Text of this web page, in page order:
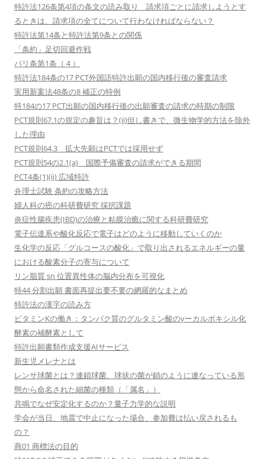
特許法126条第4項の条文の読み取り 請求項ごとに請求しようとす
るときは、請求項の全てについて行わなければならない？
特許法第14条と特許法第9条との関係
「条約」足切回避作戦
パリ条第1条（４）
特許法184条の17 PCT外国語特許出願の国内移行後の審査請求
実用新案法48条の8 補正の特例
特184の17 PCT出願の国内移行後の出願審査の請求の時期の制限
PCT規則67.1の規定の趣旨は？(ii)但し書きで、微生物学的方法を除外
した理由
PCT規則64.3 拡大先願はPCTでは採用せず
PCT規則54の2.1(a) 国際予備審査の請求ができる期間
PCT4条(1)(ii) 広域特許
弁理士試験 条約の攻略方法
婦人科の癌の科研費研究 採択課題
炎症性腸疾患(IBD)の治療と粘膜治癒に関する科研費研究
電子伝達系や酸化反応で電子はどのように移動していくのか
生化学の反応「グルコースの酸化」で取り出されるエネルギーの量
における酸素分子の寄与について
リン脂質 sn 位置異性体の脳内分布を可視化
特44 分割出願 書面再提出要不要の網羅的なまとめ
特許法の漢字の読み方
ビタミンKの働き：タンパク質のグルタミン酸のγーカルボキシル化
酵素の補酵素として
特許出願書類作成支援AIサービス
新生児メレナとは
レンサ球菌とは？連鎖球菌、球状の菌が鎖のように連なっている形
態から命名された細菌の種類（「属名」）
共鳴でなぜ安定化するのか？量子力学的な説明
学会が当日、地震で中止になった場合、参加費は払い戻されるも
の？
商01 商標法の目的